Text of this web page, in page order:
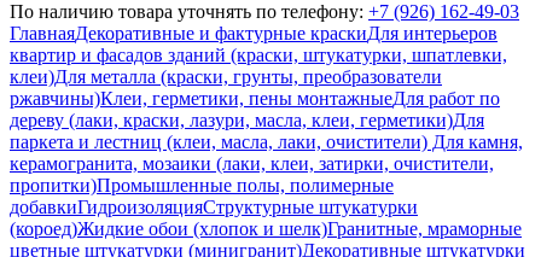
По наличию товара уточнять по телефону: +7 (926) 162-49-03
ГлавнаяДекоративные и фактурные краскиДля интерьеров
квартир и фасадов зданий (краски, штукатурки, шпатлевки,
клеи)Для металла (краски, грунты, преобразователи
ржавчины)Клеи, герметики, пены монтажныеДля работ по
дереву (лаки, краски, лазури, масла, клеи, герметики)Для
паркета и лестниц (клеи, масла, лаки, очистители) Для камня,
керамогранита, мозаики (лаки, клеи, затирки, очистители,
пропитки)Промышленные полы, полимерные
добавкиГидроизоляцияСтруктурные штукатурки
(короед)Жидкие обои (хлопок и шелк)Гранитные, мраморные
цветные штукатурки (минигранит)Декоративные штукатурки